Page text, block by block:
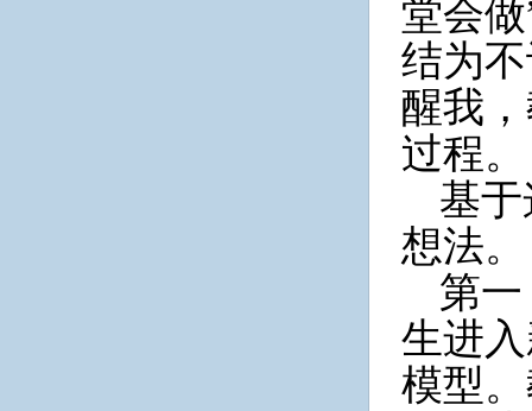
堂会
结为
醒我
过程。
基
想法。
第
生进
模型